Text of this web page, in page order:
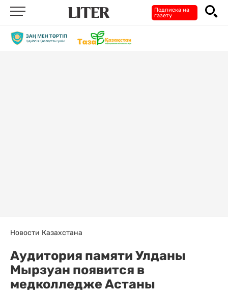
Подписка на
газету
Новости Казахстана
Аудитория памяти Улданы
Мырзуан появится в
медколледже Астаны